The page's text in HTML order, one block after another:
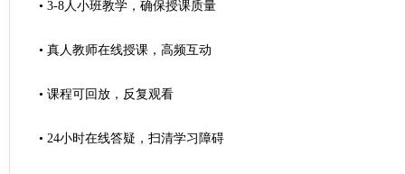
• 3-8人小班教学，确保授课质量
• 真人教师在线授课，高频互动
• 课程可回放，反复观看
• 24小时在线答疑，扫清学习障碍